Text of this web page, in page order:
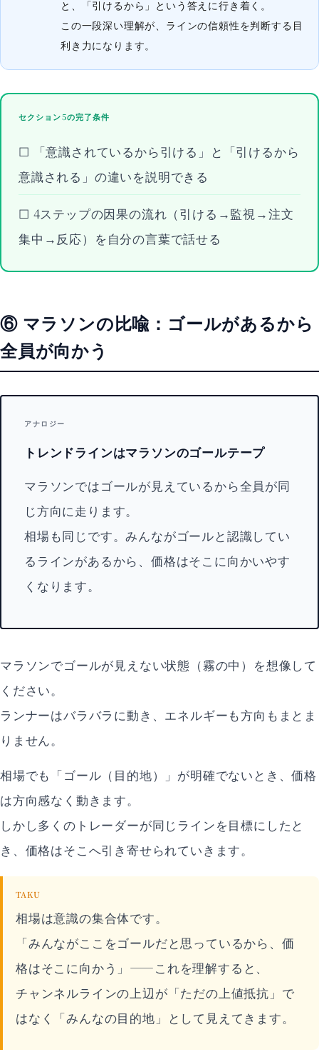
と、「引けるから」という答えに行き着く。
この一段深い理解が、ラインの信頼性を判断する目
利き力になります。
セクション5の完了条件
☐ 「意識されているから引ける」と「引けるから
意識される」の違いを説明できる
☐ 4ステップの因果の流れ（引ける→監視→注文
集中→反応）を自分の言葉で話せる
⑥ マラソンの比喩：ゴールがあるから
全員が向かう
アナロジー
トレンドラインはマラソンのゴールテープ
マラソンではゴールが見えているから全員が同
じ方向に走ります。
相場も同じです。みんながゴールと認識してい
るラインがあるから、価格はそこに向かいやす
くなります。
マラソンでゴールが見えない状態（霧の中）を想像して
ください。
ランナーはバラバラに動き、エネルギーも方向もまとま
りません。
相場でも「ゴール（目的地）」が明確でないとき、価格
は方向感なく動きます。
しかし多くのトレーダーが同じラインを目標にしたと
き、価格はそこへ引き寄せられていきます。
TAKU
相場は意識の集合体です。
「みんながここをゴールだと思っているから、価
格はそこに向かう」——これを理解すると、
チャンネルラインの上辺が「ただの上値抵抗」で
はなく「みんなの目的地」として見えてきます。